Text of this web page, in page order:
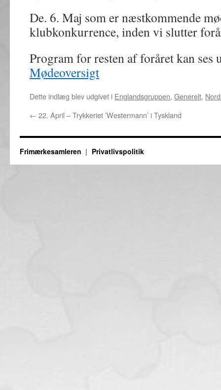
De. 6. Maj som er næstkommende
klubkonkurrence, inden vi slutter
Program for resten af foråret kan
Mødeoversigt
Dette indlæg blev udgivet i Englandsgruppen, Generelt,
← 22. April – Trykkeriet ’Westermann’ i Tyskland
Frimærkesamleren Privatlivspolitik